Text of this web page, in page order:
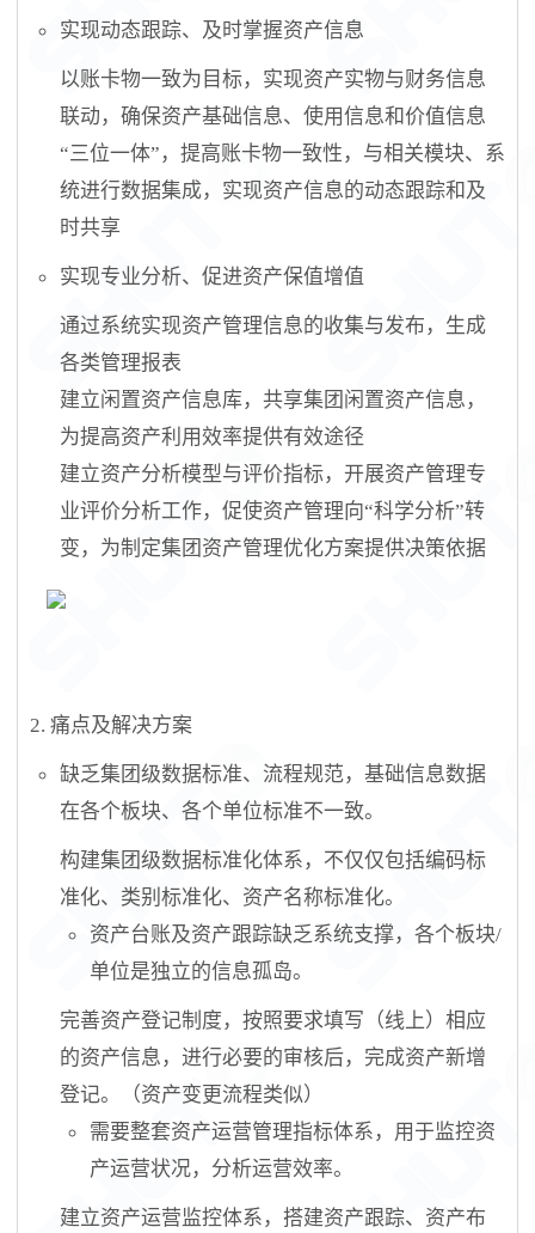
实现动态跟踪、及时掌握资产信息
以账卡物一致为目标，实现资产实物与财务信息
联动，确保资产基础信息、使用信息和价值信息
“三位一体”，提高账卡物一致性，与相关模块、系
统进行数据集成，实现资产信息的动态跟踪和及
时共享
实现专业分析、促进资产保值增值
通过系统实现资产管理信息的收集与发布，生成
各类管理报表
建立闲置资产信息库，共享集团闲置资产信息，
为提高资产利用效率提供有效途径
建立资产分析模型与评价指标，开展资产管理专
业评价分析工作，促使资产管理向“科学分析”转
变，为制定集团资产管理优化方案提供决策依据
2. 痛点及解决方案
缺乏集团级数据标准、流程规范，基础信息数据
在各个板块、各个单位标准不一致。
构建集团级数据标准化体系，不仅仅包括编码标
准化、类别标准化、资产名称标准化。
资产台账及资产跟踪缺乏系统支撑，各个板块/
单位是独立的信息孤岛。
完善资产登记制度，按照要求填写（线上）相应
的资产信息，进行必要的审核后，完成资产新增
登记。（资产变更流程类似）
需要整套资产运营管理指标体系，用于监控资
产运营状况，分析运营效率。
建立资产运营监控体系，搭建资产跟踪、资产布